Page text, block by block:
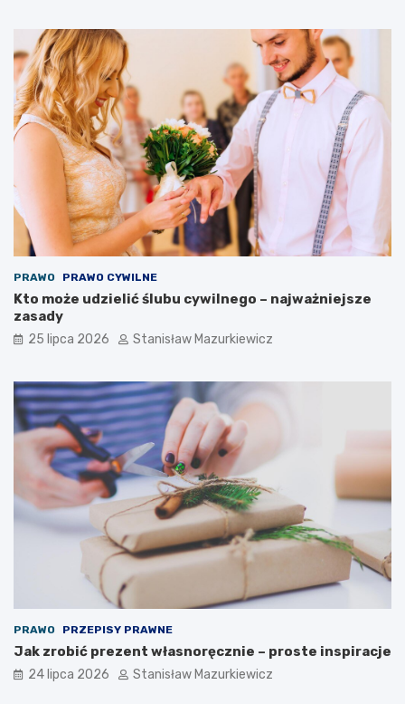
PRAWO PRAWO CYWILNE
Kto może udzielić ślubu cywilnego – najważniejsze
zasady
25 lipca 2026 Stanisław Mazurkiewicz
PRAWO PRZEPISY PRAWNE
Jak zrobić prezent własnoręcznie – proste inspiracje
24 lipca 2026 Stanisław Mazurkiewicz